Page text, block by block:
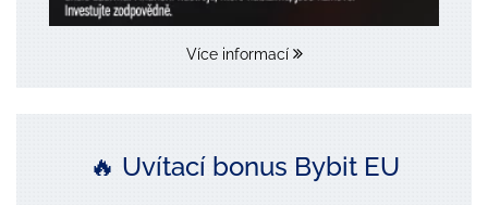
Více informací
🔥 Uvítací bonus Bybit EU